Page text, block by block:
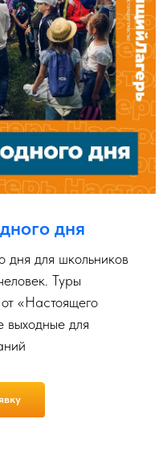
дня
дня для школьников
Туры
«Настоящего
выходные для